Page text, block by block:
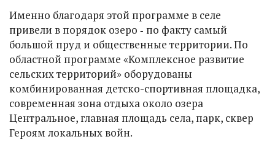
Именно благодаря этой программе в селе
привели в порядок озеро ‑ по факту самый
большой пруд и общественные территории. По
областной программе «Комплексное развитие
сельских территорий» оборудованы
комбинированная детско-спортивная площадка,
современная зона отдыха около озера
Центральное, главная площадь села, парк, сквер
Героям локальных войн.